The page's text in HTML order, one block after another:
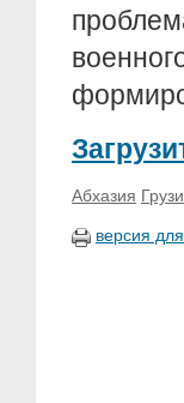
Абхазия
версия